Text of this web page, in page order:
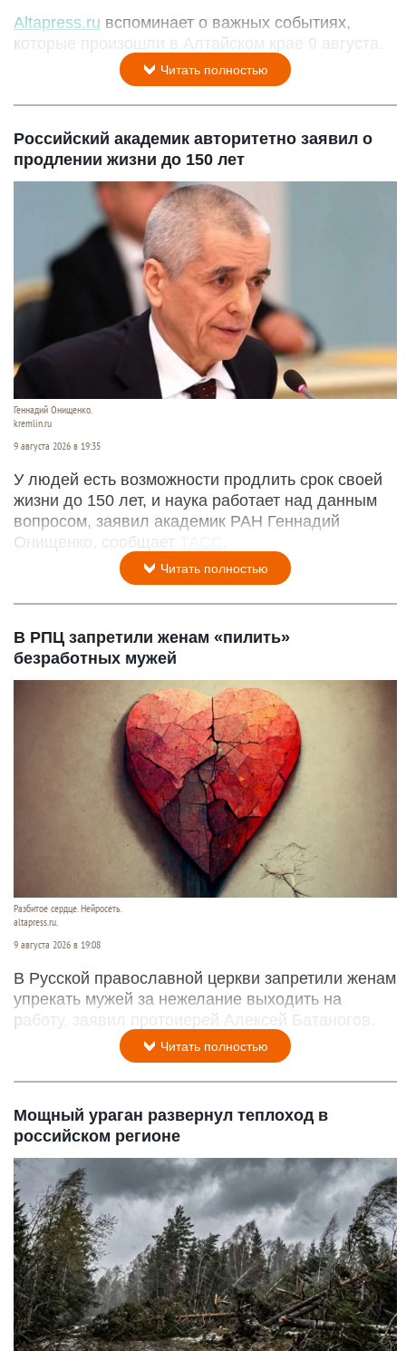
Altapress.ru вспоминает о важных событиях,
которые произошли в Алтайском крае 9 августа.
Читать полностью
Российский академик авторитетно заявил о
продлении жизни до 150 лет
Геннадий Онищенко.
kremlin.ru
9 августа 2026 в 19:35
У людей есть возможности продлить срок своей
жизни до 150 лет, и наука работает над данным
вопросом, заявил академик РАН Геннадий
Онищенко, сообщает ТАСС
Читать полностью
В РПЦ запретили женам «пилить»
безработных мужей
Разбитое сердце. Нейросеть.
altapress.ru.
9 августа 2026 в 19:08
В Русской православной церкви запретили женам
упрекать мужей за нежелание выходить на
работу, заявил протоиерей Алексей Батаногов.
Читать полностью
Мощный ураган развернул теплоход в
российском регионе